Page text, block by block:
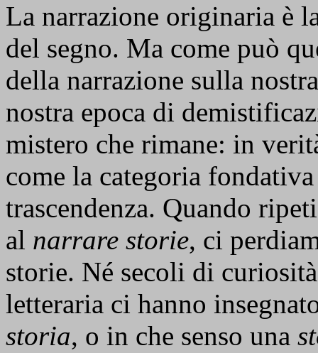
La narrazione originaria è
del segno. Ma come può
della narrazione sulla
nostra epoca di
mistero che rimane: in
come la categoria
trascendenza. Quando
al narrare storie, ci
storie. Né secoli di
letteraria ci hanno
storia, o in che senso una